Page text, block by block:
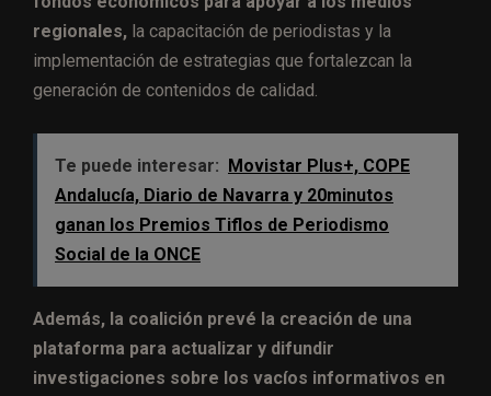
regionales, la capacitación de periodistas y la
implementación de estrategias que fortalezcan la
generación de contenidos de calidad.
Te puede interesar:
Movistar Plus+, COPE
Andalucía, Diario de Navarra y 20minutos
ganan los Premios Tiflos de Periodismo
Social de la ONCE
Además, la coalición prevé la creación de una
plataforma para actualizar y difundir
investigaciones sobre los vacíos informativos en